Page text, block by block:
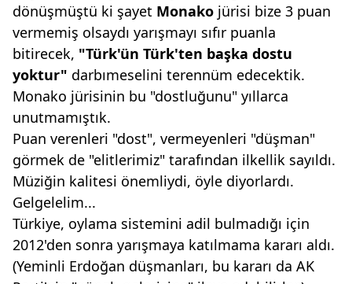
dönüşmüştü ki şayet Monako jürisi bize 3 puan
vermemiş olsaydı yarışmayı sıfır puanla
bitirecek, "Türk'ün Türk'ten başka dostu
yoktur" darbımeselini terennüm edecektik.
Monako jürisinin bu "dostluğunu" yıllarca
unutmamıştık.
Puan verenleri "dost", vermeyenleri "düşman"
görmek de "elitlerimiz" tarafından ilkellik sayıldı.
Müziğin kalitesi önemliydi, öyle diyorlardı.
Gelgelelim...
Türkiye, oylama sistemini adil bulmadığı için
2012'den sonra yarışmaya katılmama kararı aldı.
(Yeminli Erdoğan düşmanları, bu kararı da AK